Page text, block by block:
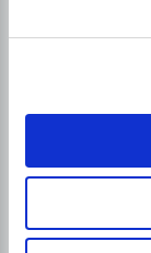
通过应
小差距
应用程序商店
ASO）是应用
柱。搜索引擎